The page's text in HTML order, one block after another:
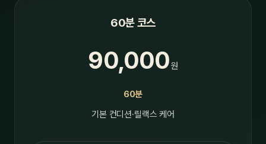
60분 코스
90,000원
60분
기본 컨디션·릴랙스 케어